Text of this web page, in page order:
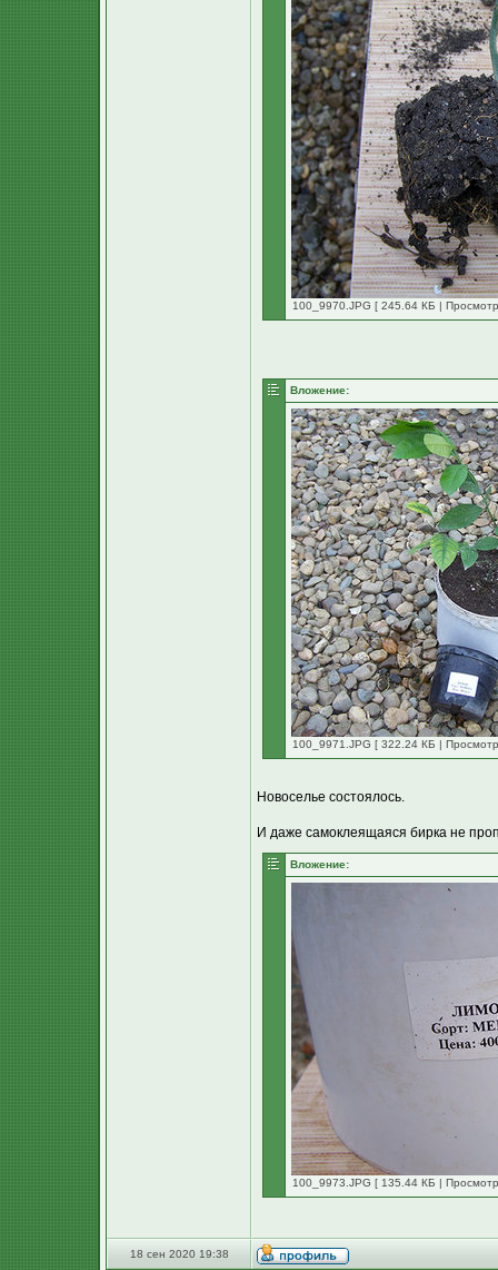
100_9970.JPG [ 245.64 КБ |
Вложение:
100_9971.JPG [ 322.24 КБ |
Новоселье состоялось.
И даже самоклеящаяся бирка не
Вложение:
100_9973.JPG [ 135.44 КБ |
18 сен 2020 19:38